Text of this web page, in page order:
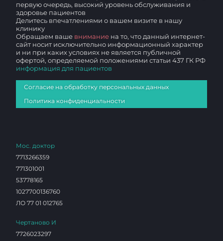
первую очередь, высокий уровень обслуживания и
здоровье пациентов
Делитесь впечатлениями о вашем визите в нашу
клинику
Обращаем ваше внимание на то, что данный интернет-
сайт носит исключительно информационный характер
и ни при каких условиях не является публичной
офертой, определяемой положениями статьи 437 ГК РФ
информация для пациентов
Согласие на обработку персональных данных
Политика конфиденциальности
Мос. доктор
7713266359
771301001
53778165
1027700136760
ЛО 77 01 012765
Чертаново И
7726023297